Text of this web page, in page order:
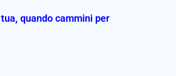
quando cammini per